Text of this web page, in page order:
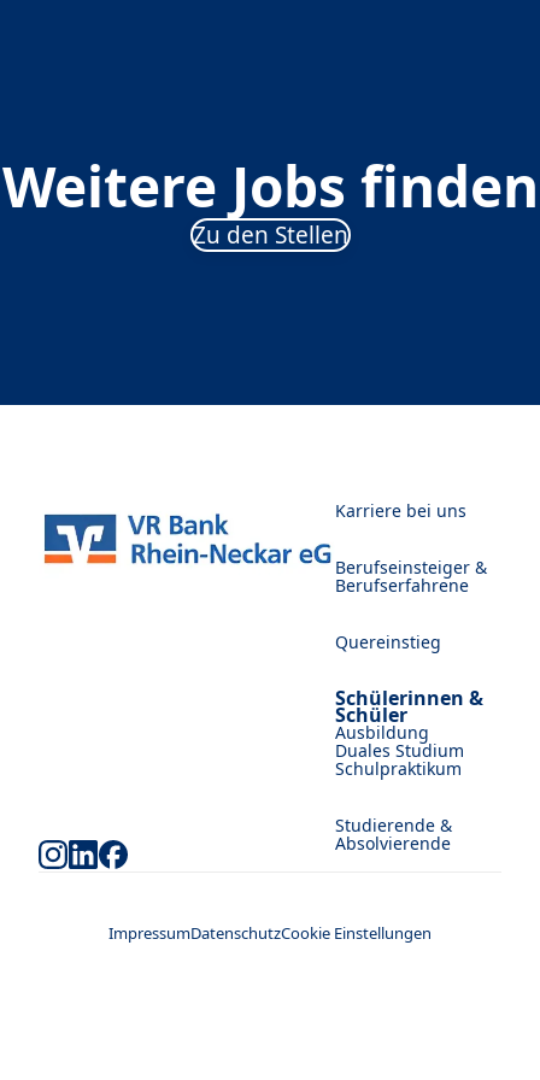
Weitere Jobs finden
Zu den Stellen
Karriere bei uns
Berufseinsteiger &
Berufserfahrene
Quereinstieg
Schülerinnen &
Schüler
Ausbildung
Duales Studium
Schulpraktikum
Studierende &
Absolvierende
ImpressumDatenschutzCookie Einstellungen